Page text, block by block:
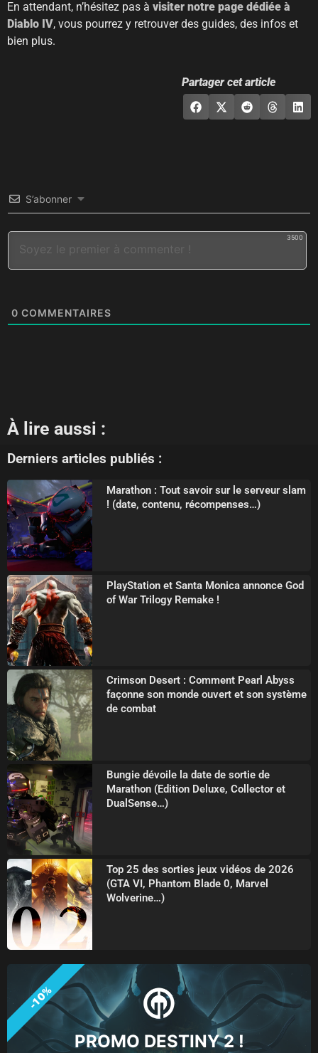
En attendant, n’hésitez pas à visiter notre page dédiée à
Diablo IV, vous pourrez y retrouver des guides, des infos et
bien plus.
Partager cet article
S’abonner
3500
0 COMMENTAIRES
À lire aussi :
Derniers articles publiés :
Marathon : Tout savoir sur le serveur slam
! (date, contenu, récompenses…)
PlayStation et Santa Monica annonce God
of War Trilogy Remake !
Crimson Desert : Comment Pearl Abyss
façonne son monde ouvert et son système
de combat
Bungie dévoile la date de sortie de
Marathon (Edition Deluxe, Collector et
DualSense…)
Top 25 des sorties jeux vidéos de 2026
(GTA VI, Phantom Blade 0, Marvel
Wolverine…)
PROMO DESTINY 2 !
-10%